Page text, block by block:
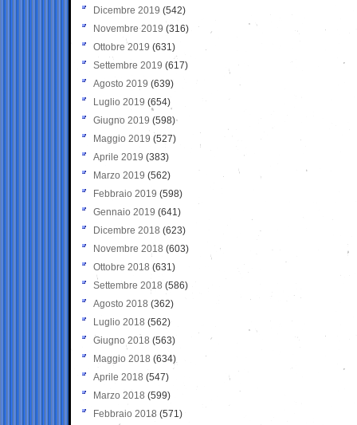
Dicembre 2019 (542)
Novembre 2019 (316)
Ottobre 2019 (631)
Settembre 2019 (617)
Agosto 2019 (639)
Luglio 2019 (654)
Giugno 2019 (598)
Maggio 2019 (527)
Aprile 2019 (383)
Marzo 2019 (562)
Febbraio 2019 (598)
Gennaio 2019 (641)
Dicembre 2018 (623)
Novembre 2018 (603)
Ottobre 2018 (631)
Settembre 2018 (586)
Agosto 2018 (362)
Luglio 2018 (562)
Giugno 2018 (563)
Maggio 2018 (634)
Aprile 2018 (547)
Marzo 2018 (599)
Febbraio 2018 (571)